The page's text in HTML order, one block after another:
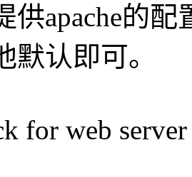
供apache的
默认即可。
for web